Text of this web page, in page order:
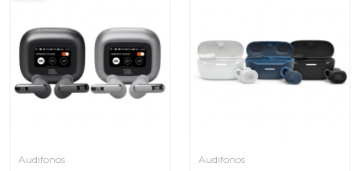
Audifonos Audifonos